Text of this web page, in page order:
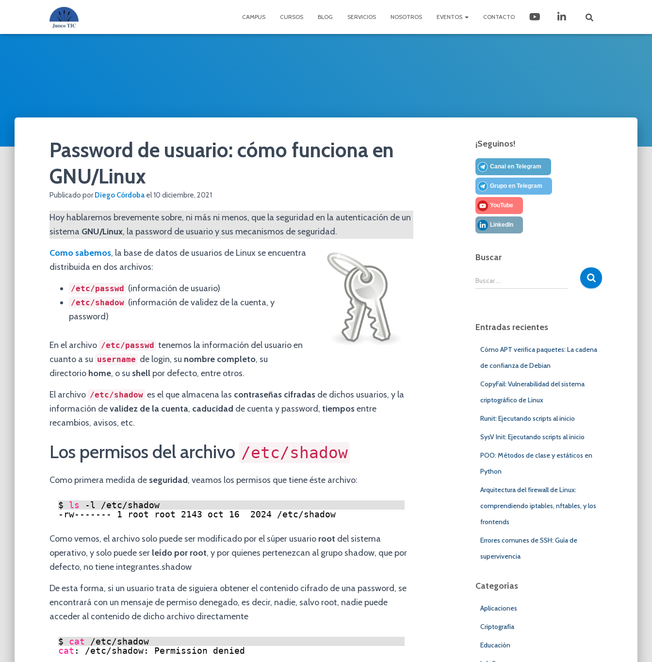
CAMPUS CURSOS BLOG SERVICIOS NOSOTROS EVENTOS CONTACTO
Password de usuario: cómo funciona en
GNU/Linux
Publicado porDiego Córdoba el10 diciembre, 2021
Hoy hablaremos brevemente sobre, ni más ni menos, que la seguridad en la autenticación de un
sistema GNU/Linux, la password de usuario y sus mecanismos de seguridad.
Como sabemos, la base de datos de usuarios de Linux se encuentra
distribuida en dos archivos:
/etc/passwd (información de usuario)
/etc/shadow (información de validez de la cuenta, y
password)
En el archivo /etc/passwd tenemos la información del usuario en
cuanto a su username de login, su nombre completo, su
directorio home, o su shell por defecto, entre otros.
El archivo /etc/shadow es el que almacena las contraseñas cifradas de dichos usuarios, y la
información devalidez de la cuenta, caducidad de cuenta y password, tiemposentre
recambios, avisos, etc.
Los permisos del archivo /etc/shadow
Como primera medida de seguridad, veamos los permisos que tiene éste archivo:
$ ls -l /etc/shadow
-rw------- 1 root root 2143 oct 16  2024 /etc/shadow
Como vemos, el archivo solo puede ser modificado por el súper usuario root del sistema
operativo, y solo puede ser leído por root, y por quienes pertenezcan al grupo shadow, que por
defecto, no tiene integrantes.shadow
De esta forma, si un usuario trata de siguiera obtener el contenido cifrado de una password, se
encontrará con un mensaje de permiso denegado, es decir, nadie, salvo root, nadie puede
acceder al contenido de dicho archivo directamente
$ cat
/etc/shadow
cat : /etc/shadow: Permission denied
¡Seguinos!
Canal en Telegram
Grupo en Telegram
YouTube
LinkedIn
Buscar
B
u
r
Buscar …
Entradas recientes
Cómo APT verifica paquetes: La cadena
de confianza de Debian
CopyFail: Vulnerabilidad del sistema
criptográfico de Linux
Runit: Ejecutando scripts al inicio
SysV Init: Ejecutando scripts al inicio
POO: Métodos de clase y estáticos en
Python
Arquitectura del firewall de Linux:
comprendiendo iptables, nftables, y los
frontends
Errores comunes de SSH: Guía de
supervivencia
Categorías
Aplicaciones
Criptografía
Educación